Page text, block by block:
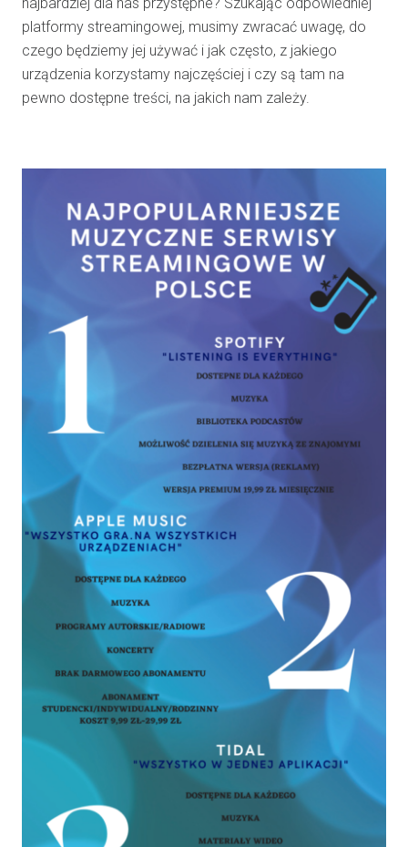
platformy streamingowej, musimy zwracać uwagę, do
czego będziemy jej używać i jak często, z jakiego
urządzenia korzystamy najczęściej i czy są tam na
pewno dostępne treści, na jakich nam zależy.